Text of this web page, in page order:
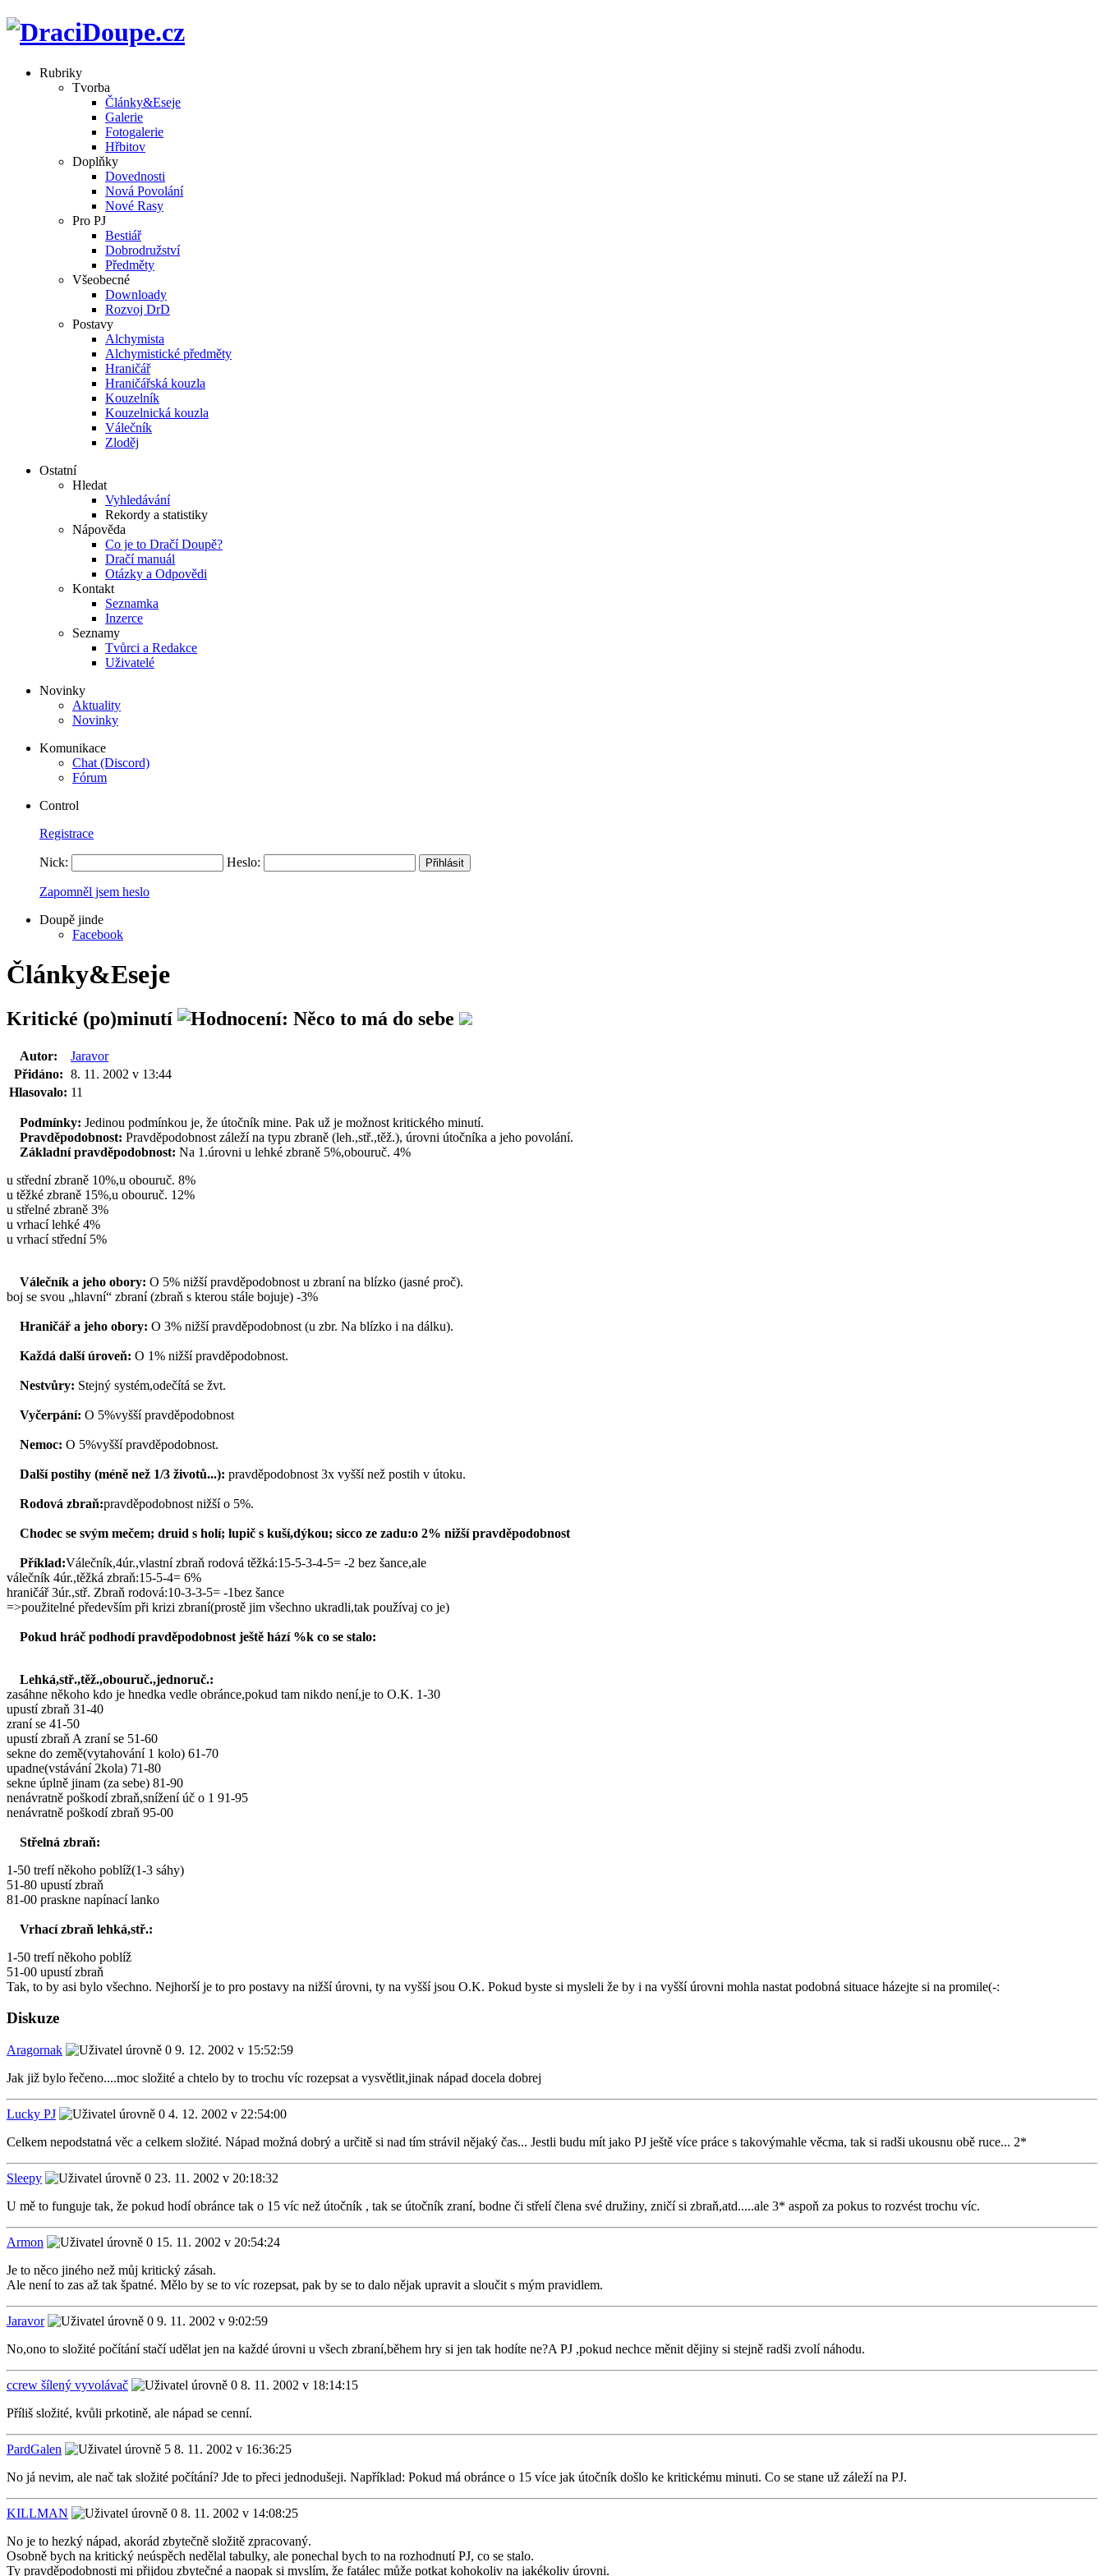
Rubriky
Tvorba
Články&Eseje
Galerie
Fotogalerie
Hřbitov
Doplňky
Dovednosti
Nová Povolání
Nové Rasy
Pro PJ
Bestiář
Dobrodružství
Předměty
Všeobecné
Downloady
Rozvoj DrD
Postavy
Alchymista
Alchymistické předměty
Hraničář
Hraničářská kouzla
Kouzelník
Kouzelnická kouzla
Válečník
Zloděj
Ostatní
Hledat
Vyhledávání
Rekordy a statistiky
Nápověda
Co je to Dračí Doupě?
Dračí manuál
Otázky a Odpovědi
Kontakt
Seznamka
Inzerce
Seznamy
Tvůrci a Redakce
Uživatelé
Novinky
Aktuality
Novinky
Komunikace
Chat (Discord)
Fórum
Control
Registrace
Nick: Heslo:
Zapomněl jsem heslo
Doupě jinde
Facebook
Články&Eseje
Kritické (po)minutí
Autor:
Jaravor
Přidáno: 8. 11. 2002 v 13:44
Hlasovalo: 11
Podmínky: Jedinou podmínkou je, že útočník mine. Pak už je možnost kritického minutí.
Pravděpodobnost: Pravděpodobnost záleží na typu zbraně (leh.,stř.,těž.), úrovni útočníka a jeho povolání.
Základní pravděpodobnost: Na 1.úrovni u lehké zbraně 5%,obouruč. 4%
u střední zbraně 10%,u obouruč. 8%
u těžké zbraně 15%,u obouruč. 12%
u střelné zbraně 3%
u vrhací lehké 4%
u vrhací střední 5%
Válečník a jeho obory: O 5% nižší pravděpodobnost u zbraní na blízko (jasné proč).
boj se svou „hlavní“ zbraní (zbraň s kterou stále bojuje) -3%
Hraničář a jeho obory: O 3% nižší pravděpodobnost (u zbr. Na blízko i na dálku).
Každá další úroveň: O 1% nižší pravděpodobnost.
Nestvůry: Stejný systém,odečítá se žvt.
Vyčerpání: O 5%vyšší pravděpodobnost
Nemoc: O 5%vyšší pravděpodobnost.
Další postihy (méně než 1/3 životů...): pravděpodobnost 3x vyšší než postih v útoku.
Rodová zbraň:pravděpodobnost nižší o 5%.
Chodec se svým mečem; druid s holí; lupič s kuší,dýkou; sicco ze zadu:o 2% nižší pravděpodobnost
Příklad:Válečník,4úr.,vlastní zbraň rodová těžká:15-5-3-4-5= -2 bez šance,ale
válečník 4úr.,těžká zbraň:15-5-4= 6%
hraničář 3úr.,stř. Zbraň rodová:10-3-3-5= -1bez šance
=>použitelné především při krizi zbraní(prostě jim všechno ukradli,tak používaj co je)
Pokud hráč podhodí pravděpodobnost ještě hází %k co se stalo:
Lehká,stř.,těž.,obouruč.,jednoruč.:
zasáhne někoho kdo je hnedka vedle obránce,pokud tam nikdo není,je to O.K. 1-30
upustí zbraň 31-40
zraní se 41-50
upustí zbraň A zraní se 51-60
sekne do země(vytahování 1 kolo) 61-70
upadne(vstávání 2kola) 71-80
sekne úplně jinam (za sebe) 81-90
nenávratně poškodí zbraň,snížení úč o 1 91-95
nenávratně poškodí zbraň 95-00
Střelná zbraň:
1-50 trefí někoho poblíž(1-3 sáhy)
51-80 upustí zbraň
81-00 praskne napínací lanko
Vrhací zbraň lehká,stř.:
1-50 trefí někoho poblíž
51-00 upustí zbraň
Tak, to by asi bylo všechno. Nejhorší je to pro postavy na nižší úrovni, ty na vyšší jsou O.K. Pokud byste si mysleli že by i na vyšší úrovni mohla nastat podobná situace házejte si na promile(-:
Diskuze
Aragornak
9. 12. 2002 v 15:52:59
Jak již bylo řečeno....moc složité a chtelo by to trochu víc rozepsat a vysvětlit,jinak nápad docela dobrej
Lucky PJ
4. 12. 2002 v 22:54:00
Celkem nepodstatná věc a celkem složité. Nápad možná dobrý a určitě si nad tím strávil nějaký čas... Jestli budu mít jako PJ ještě více práce s takovýmahle věcma, tak si radši ukousnu obě ruce... 2*
Sleepy
23. 11. 2002 v 20:18:32
U mě to funguje tak, že pokud hodí obránce tak o 15 víc než útočník , tak se útočník zraní, bodne či střelí člena své družiny, zničí si zbraň,atd.....ale 3* aspoň za pokus to rozvést trochu víc.
Armon
15. 11. 2002 v 20:54:24
Je to něco jiného než můj kritický zásah.
Ale není to zas až tak špatné. Mělo by se to víc rozepsat, pak by se to dalo nějak upravit a sloučit s mým pravidlem.
Jaravor
9. 11. 2002 v 9:02:59
No,ono to složité počítání stačí udělat jen na každé úrovni u všech zbraní,během hry si jen tak hodíte ne?A PJ ,pokud nechce měnit dějiny si stejně radši zvolí náhodu.
ccrew šílený vyvolávač
8. 11. 2002 v 18:14:15
Příliš složité, kvůli prkotině, ale nápad se cenní.
PardGalen
8. 11. 2002 v 16:36:25
No já nevim, ale nač tak složité počítání? Jde to přeci jednodušeji. Například: Pokud má obránce o 15 více jak útočník došlo ke kritickému minuti. Co se stane už záleží na PJ.
KILLMAN
8. 11. 2002 v 14:08:25
No je to hezký nápad, akorád zbytečně složitě zpracovaný.
Osobně bych na kritický neúspěch nedělal tabulky, ale ponechal bych to na rozhodnutí PJ, co se stalo.
Ty pravděpodobnosti mi přijdou zbytečné a naopak si myslím, že fatálec může potkat kohokoliv na jakékoliv úrovni.